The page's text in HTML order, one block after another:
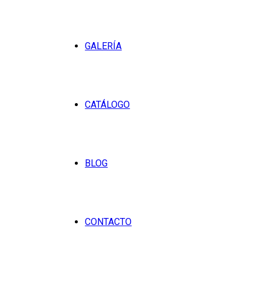
GALERÍA
CATÁLOGO
BLOG
CONTACTO